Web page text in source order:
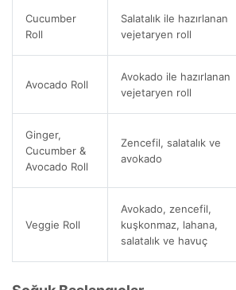
Cucumber
Roll
Salatalık ile hazırlanan
vejetaryen roll
Avocado Roll
Avokado ile hazırlanan
vejetaryen roll
Ginger,
Cucumber &
Avocado Roll
Zencefil, salatalık ve
avokado
Veggie Roll
Avokado, zencefil,
kuşkonmaz, lahana,
salatalık ve havuç